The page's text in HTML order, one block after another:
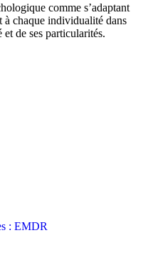
comme s’adaptant
à chaque individualité dans
de ses particularités.
: EMDR